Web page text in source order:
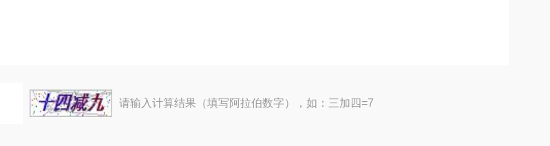
请输入计算结果（填写阿拉伯数字），如：三加四=7